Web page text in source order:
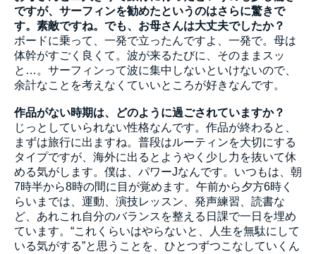
ですが、サーフィンを勧めたというのはさらに驚きで
す。素敵ですね。でも、お母さんは大丈夫でしたか？
ボードに乗って、一発で立ったんですよ、一発で。母は
体幹がすごく良くて。波が来るたびに、そのままスッ
と…。サーフィンって波に集中しないといけないので、
余計なことを考えなくていいところが好きなんです。
作品がない時期は、どのように過ごされていますか？
じっとしていられない性格なんです。作品が終わると、
まずは旅行に出ますね。普段はルーティンを大切にする
タイプですが、海外に出るとようやく少し力を抜いて休
める気がします。僕は、パワーJなんです。いつもは、朝
7時半から8時の間に目が覚めます。午前から夕方6時く
らいまでは、運動、演技レッスン、発声練習、読書な
ど、あれこれ自分のバランスを整える日課で一日を埋め
ています。“これくらいはやらないと、人生を無駄にして
いる気がする”と思うことを、ひとつずつこなしていくん